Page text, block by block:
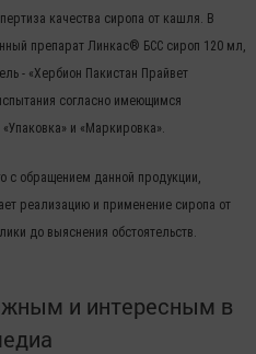
качества сиропа от кашля. В
препарат Линкас® БСС сироп 120 мл,
- «Хербион Пакистан Прайвет
согласно имеющимся
и «Маркировка».
с обращением данной продукции,
реализацию и применение сиропа от
до выяснения обстоятельств.
и интересным в